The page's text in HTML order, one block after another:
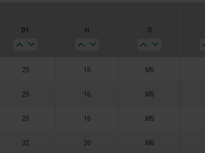
D1
H D
25 16 M5
25 16 M5
25 16 M5
32 20 M6